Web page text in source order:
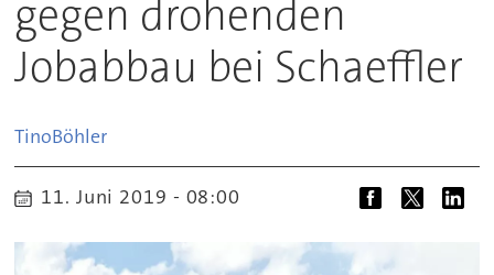
gegen drohenden
Jobabbau bei Schaeffler
TinoBöhler
11. Juni 2019 - 08:00